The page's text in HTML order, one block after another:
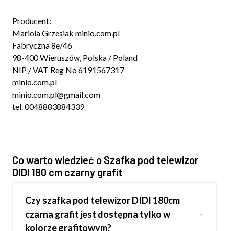
Producent:
Mariola Grzesiak minio.com.pl
Fabryczna 8e/46
98-400 Wieruszów, Polska / Poland
NIP / VAT Reg No 6191567317
minio.com.pl
minio.com.pl@gmail.com
tel. 0048883884339
Co warto wiedzieć o Szafka pod telewizor
DIDI 180 cm czarny grafit
Czy szafka pod telewizor DIDI 180cm
czarna grafit jest dostępna tylko w
kolorze grafitowym?